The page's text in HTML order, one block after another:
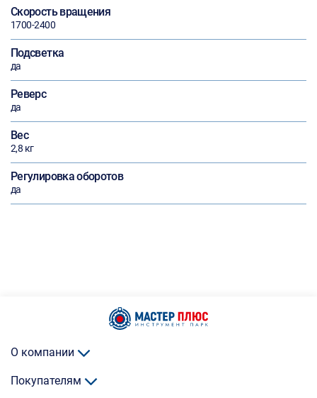
Скорость вращения
1700-2400
Подсветка
да
Реверс
да
Вес
2,8 кг
Регулировка оборотов
да
О компании
Покупателям